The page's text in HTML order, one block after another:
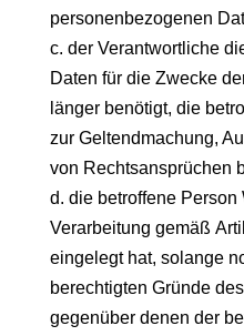
personenbezogenen
c. der Verantwortliche
Daten für die Zwecke
länger benötigt, die
zur Geltendmachung,
von Rechtsansprüchen
d. die betroffene
Verarbeitung gemäß
eingelegt hat, solange
berechtigten Gründe
gegenüber denen der